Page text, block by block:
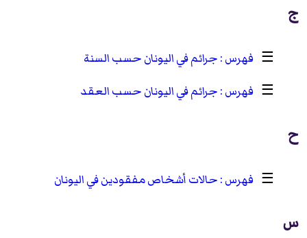
ج
☰
جرائم في اليونان حسب السنة
☰
جرائم في اليونان حسب العقد
ح
☰ حالات أشخاص مفقودين في اليونان
س